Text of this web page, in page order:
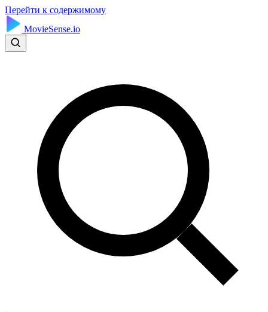
Перейти к содержимому
MovieSense.io